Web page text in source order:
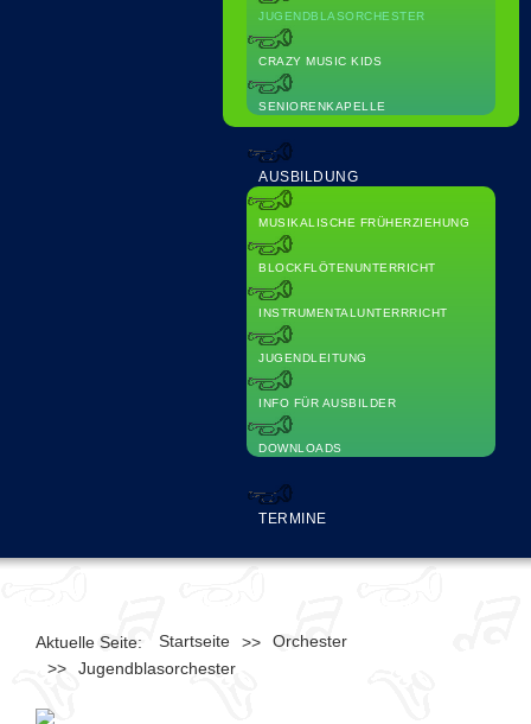
JUGENDBLASORCHESTER
CRAZY MUSIC KIDS
SENIORENKAPELLE
AUSBILDUNG
MUSIKALISCHE FRÜHERZIEHUNG
BLOCKFLÖTENUNTERRICHT
INSTRUMENTALUNTERRRICHT
JUGENDLEITUNG
INFO FÜR AUSBILDER
DOWNLOADS
TERMINE
Aktuelle Seite: Startseite >>
Orchester
>>
Jugendblasorchester